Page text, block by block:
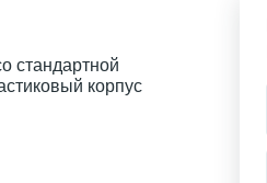
стандартной
корпус